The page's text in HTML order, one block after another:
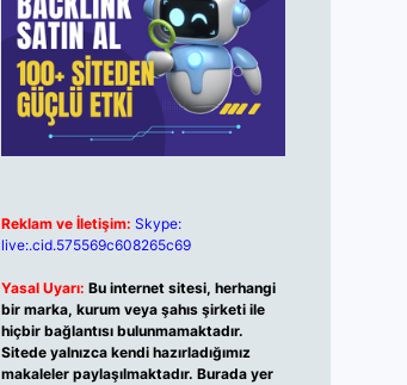
Reklam ve İletişim: Skype:
live:.cid.575569c608265c69
Yasal Uyarı: Bu internet sitesi, herhangi
bir marka, kurum veya şahıs şirketi ile
hiçbir bağlantısı bulunmamaktadır.
Sitede yalnızca kendi hazırladığımız
makaleler paylaşılmaktadır. Burada yer